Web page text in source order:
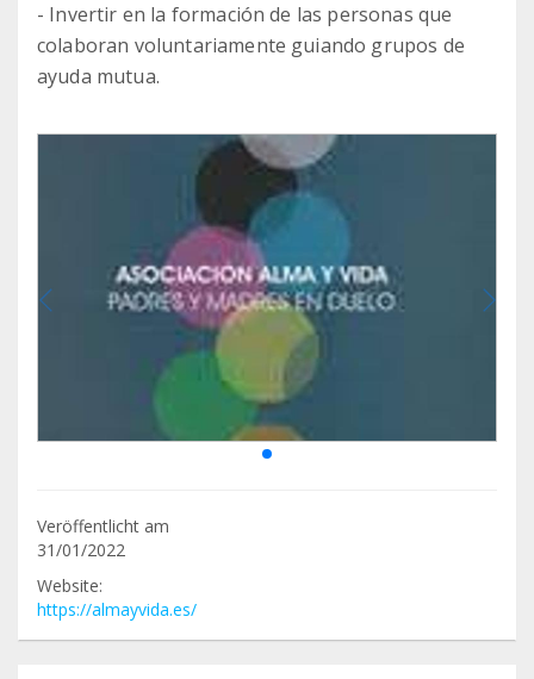
- Invertir en la formación de las personas que
colaboran voluntariamente guiando grupos de
ayuda mutua.
Veröffentlicht am
31/01/2022
Website:
https://almayvida.es/